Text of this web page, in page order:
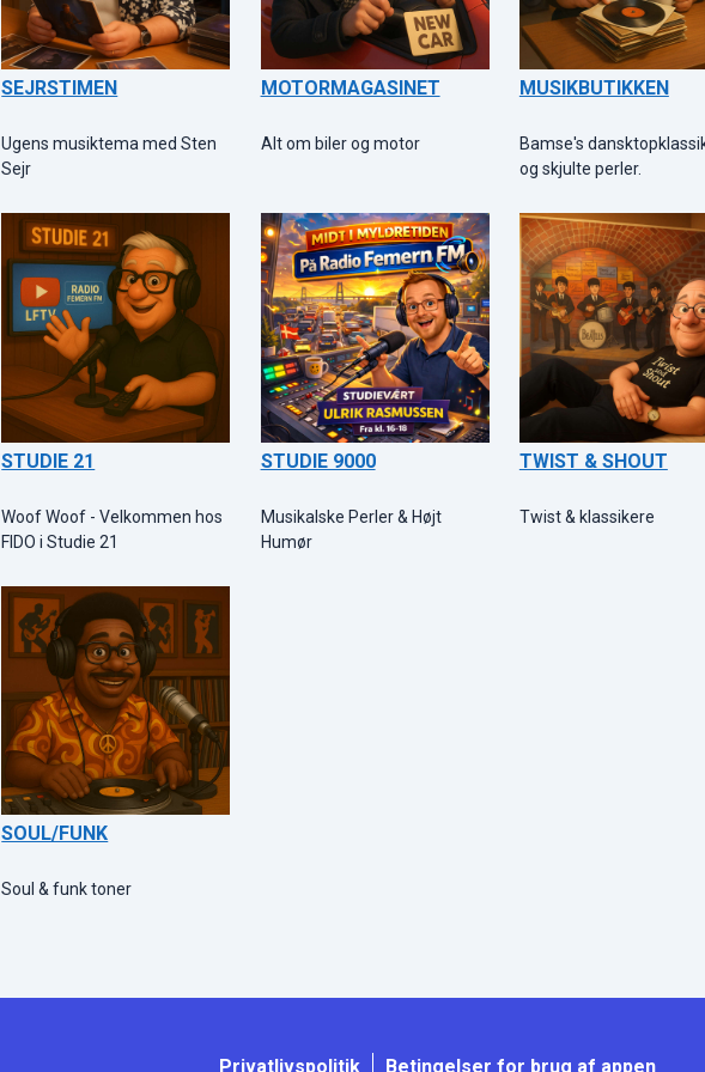
SEJRSTIMEN
Ugens musiktema med Sten
Sejr
MOTORMAGASINET
Alt om biler og motor
MUSIKBUTIKKEN
Bamse's
og skjulte perler.
STUDIE 21
Woof Woof - Velkommen hos
FIDO i Studie 21
STUDIE 9000
Musikalske Perler & Højt
Humør
TWIST & SHOUT
Twist & klassikere
SOUL/FUNK
Soul & funk toner
Privatlivspolitik Betingelser for brug af appen